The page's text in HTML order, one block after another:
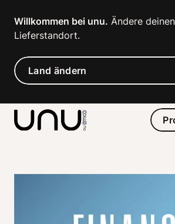
Willkommen bei unu. Ändere deinen
Lieferstandort.
Land ändern